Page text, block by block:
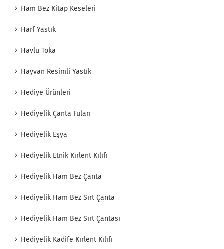
Ham Bez Kitap Keseleri
Harf Yastık
Havlu Toka
Hayvan Resimli Yastık
Hediye Ürünleri
Hediyelik Çanta Fuları
Hediyelik Eşya
Hediyelik Etnik Kırlent Kılıfı
Hediyelik Ham Bez Çanta
Hediyelik Ham Bez Sırt Çanta
Hediyelik Ham Bez Sırt Çantası
Hediyelik Kadife Kırlent Kılıfı